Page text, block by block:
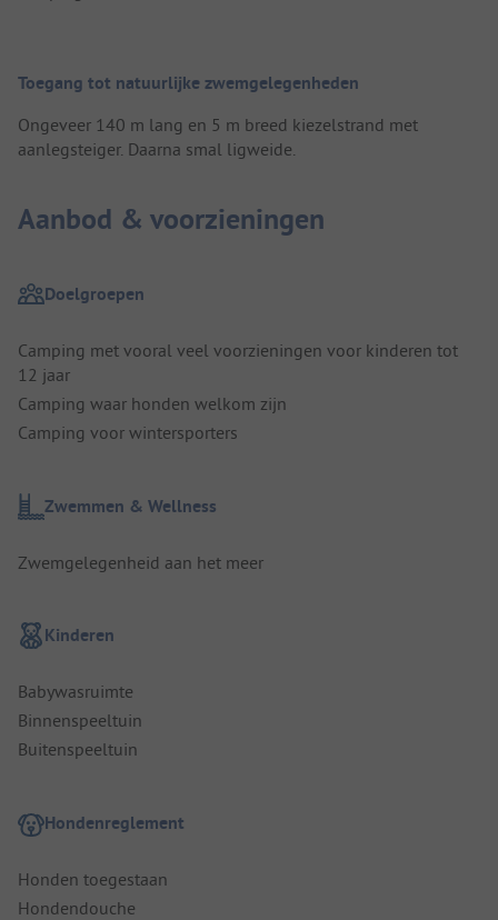
Toegang tot natuurlijke zwemgelegenheden
Ongeveer 140 m lang en 5 m breed kiezelstrand met
aanlegsteiger. Daarna smal ligweide.
Aanbod & voorzieningen
Doelgroepen
Camping met vooral veel voorzieningen voor kinderen tot
12 jaar
Camping waar honden welkom zijn
Camping voor wintersporters
Zwemmen & Wellness
Zwemgelegenheid aan het meer
Kinderen
Babywasruimte
Binnenspeeltuin
Buitenspeeltuin
Hondenreglement
Honden toegestaan
Hondendouche